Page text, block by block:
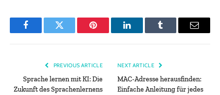
FacebookTwitter Pinterest LinkedInTumblr Email
PREVIOUS ARTICLE
Sprache lernen mit KI: Die
Zukunft des Sprachenlernens
NEXT ARTICLE
MAC-Adresse herausfinden:
Einfache Anleitung für jedes